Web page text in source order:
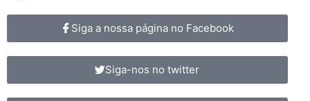
Siga a nossa página no Facebook
Siga-nos no twitter